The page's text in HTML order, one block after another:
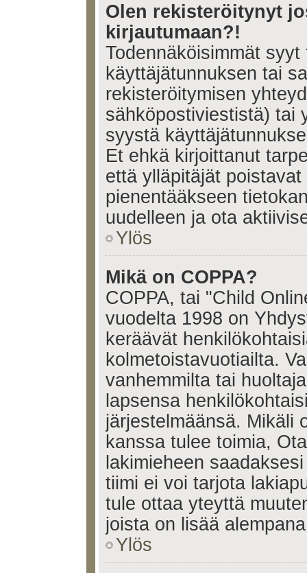
Olen rekisteröitynyt
kirjautumaan?!
Todennäköisimmät
käyttäjätunnuksen tai
rekisteröitymisen
sähköpostiviestistä) tai
syystä
Et ehkä kirjoittanut
että ylläpitäjät
pienentääkseen
uudelleen ja ota
Ylös
Mikä on COPPA?
COPPA, tai "Child
vuodelta 1998 on
keräävät
kolmetoistavuotiailta.
vanhemmilta tai
lapsensa
järjestelmäänsä. Mikäli
kanssa tulee toimia,
lakimieheen
tiimi ei voi tarjota
tule ottaa yteyttä
joista on lisää
Ylös